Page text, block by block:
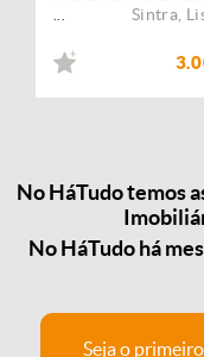
Sintra
No HáTudo temos
No HáTudo há
Seja o